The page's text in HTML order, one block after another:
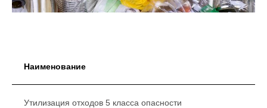
Наименование
Утилизация отходов 5 класса опасности